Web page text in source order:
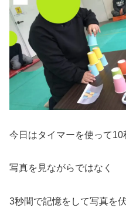
今日はタイマーを使って
写真を見ながらではなく
3秒間で記憶をして写真を